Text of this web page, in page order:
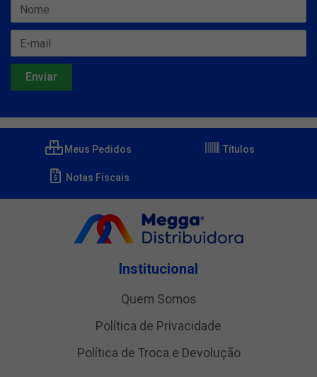
Meus Pedidos Títulos
Notas Fiscais
Institucional
Quem Somos
Política de Privacidade
Política de Troca e Devolução